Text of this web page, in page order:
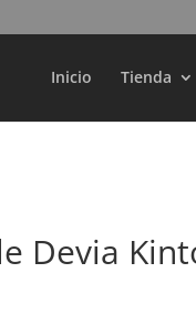
Inicio Tienda
Búsqueda
productos
Devia